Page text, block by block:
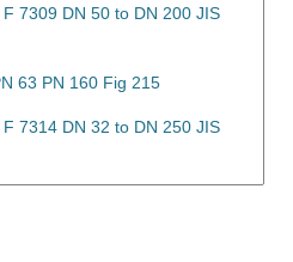
7309 DN 50 to DN 200 JIS
63 PN 160 Fig 215
7314 DN 32 to DN 250 JIS